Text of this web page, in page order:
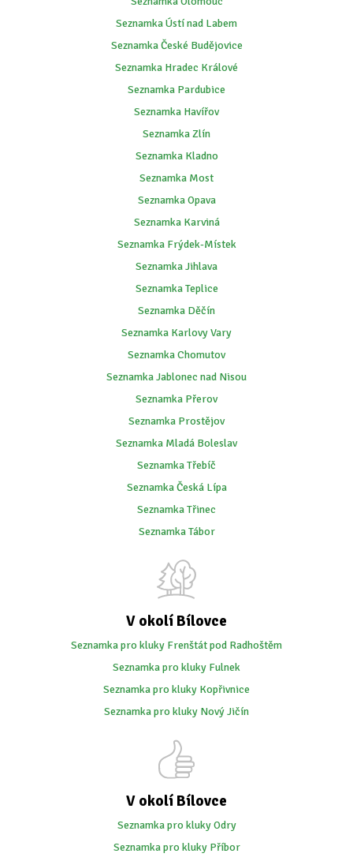
Seznamka Ústí nad Labem
Seznamka České Budějovice
Seznamka Hradec Králové
Seznamka Pardubice
Seznamka Havířov
Seznamka Zlín
Seznamka Kladno
Seznamka Most
Seznamka Opava
Seznamka Karviná
Seznamka Frýdek-Místek
Seznamka Jihlava
Seznamka Teplice
Seznamka Děčín
Seznamka Karlovy Vary
Seznamka Chomutov
Seznamka Jablonec nad Nisou
Seznamka Přerov
Seznamka Prostějov
Seznamka Mladá Boleslav
Seznamka Třebíč
Seznamka Česká Lípa
Seznamka Třinec
Seznamka Tábor
V okolí Bílovce
Seznamka pro kluky Frenštát pod Radhoštěm
Seznamka pro kluky Fulnek
Seznamka pro kluky Kopřivnice
Seznamka pro kluky Nový Jičín
V okolí Bílovce
Seznamka pro kluky Odry
Seznamka pro kluky Příbor